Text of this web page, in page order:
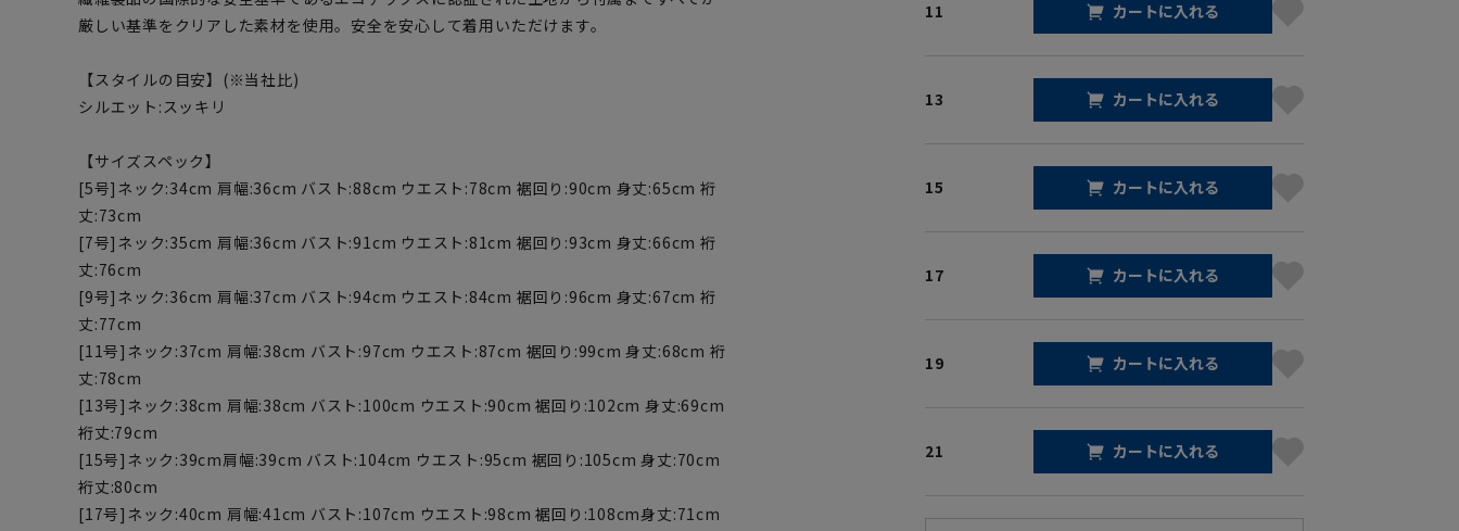
厳しい基準をクリアした素材を使用。安全を安心して着用いただけます。
【スタイルの目安】(※当社比)
シルエット:スッキリ
【サイズスペック】
[5号]ネック:34cm 肩幅:36cm バスト:88cm ウエスト:78cm 裾回り:90cm 身丈:65cm 裄
丈:73cm
[7号]ネック:35cm 肩幅:36cm バスト:91cm ウエスト:81cm 裾回り:93cm 身丈:66cm 裄
丈:76cm
[9号]ネック:36cm 肩幅:37cm バスト:94cm ウエスト:84cm 裾回り:96cm 身丈:67cm 裄
丈:77cm
[11号]ネック:37cm 肩幅:38cm バスト:97cm ウエスト:87cm 裾回り:99cm 身丈:68cm 裄
丈:78cm
[13号]ネック:38cm 肩幅:38cm バスト:100cm ウエスト:90cm 裾回り:102cm 身丈:69cm
裄丈:79cm
[15号]ネック:39cm肩幅:39cm バスト:104cm ウエスト:95cm 裾回り:105cm 身丈:70cm
裄丈:80cm
[17号]ネック:40cm 肩幅:41cm バスト:107cm ウエスト:98cm 裾回り:108cm身丈:71cm
11 カートに入れる
13 カートに入れる
15 カートに入れる
17 カートに入れる
19 カートに入れる
21 カートに入れる